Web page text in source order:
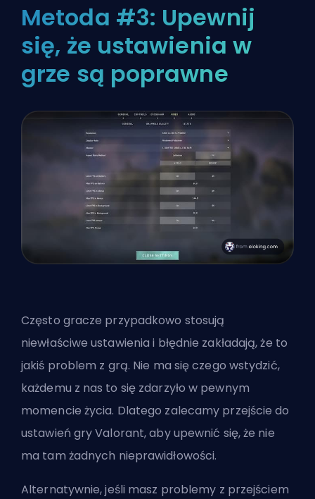
Metoda #3: Upewnij
się, że ustawienia w
grze są poprawne
Często gracze przypadkowo stosują
niewłaściwe ustawienia i błędnie zakładają, że to
jakiś problem z grą. Nie ma się czego wstydzić,
każdemu z nas to się zdarzyło w pewnym
momencie życia. Dlatego zalecamy przejście do
ustawień gry Valorant, aby upewnić się, że nie
ma tam żadnych nieprawidłowości.
Alternatywnie, jeśli masz problemy z przejściem